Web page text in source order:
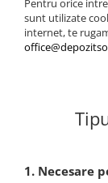
Pentru orice
sunt utilizate
internet, te
1. Necesare